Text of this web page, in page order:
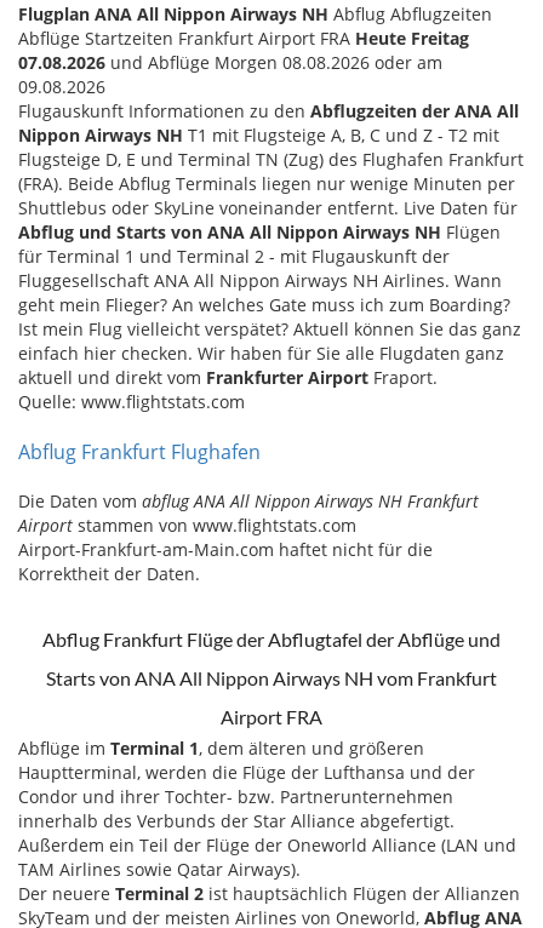
Flugplan ANA All Nippon Airways NH Abflug Abflugzeiten
Abflüge Startzeiten Frankfurt Airport FRA Heute Freitag
07.08.2026 und Abflüge Morgen 08.08.2026 oder am
09.08.2026
Flugauskunft Informationen zu den Abflugzeiten der ANA All
Nippon Airways NH T1 mit Flugsteige A, B, C und Z - T2 mit
Flugsteige D, E und Terminal TN (Zug) des Flughafen Frankfurt
(FRA). Beide Abflug Terminals liegen nur wenige Minuten per
Shuttlebus oder SkyLine voneinander entfernt. Live Daten für
Abflug und Starts von ANA All Nippon Airways NH Flügen
für Terminal 1 und Terminal 2 - mit Flugauskunft der
Fluggesellschaft ANA All Nippon Airways NH Airlines. Wann
geht mein Flieger? An welches Gate muss ich zum Boarding?
Ist mein Flug vielleicht verspätet? Aktuell können Sie das ganz
einfach hier checken. Wir haben für Sie alle Flugdaten ganz
aktuell und direkt vom Frankfurter Airport Fraport.
Quelle: www.flightstats.com
Abflug Frankfurt Flughafen
Die Daten vom abflug ANA All Nippon Airways NH Frankfurt
Airport stammen von www.flightstats.com
Airport-Frankfurt-am-Main.com haftet nicht für die
Korrektheit der Daten.
Abflug Frankfurt Flüge der Abflugtafel der Abflüge und
Starts von ANA All Nippon Airways NH vom Frankfurt
Airport FRA
Abflüge im Terminal 1, dem älteren und größeren
Hauptterminal, werden die Flüge der Lufthansa und der
Condor und ihrer Tochter- bzw. Partnerunternehmen
innerhalb des Verbunds der Star Alliance abgefertigt.
Außerdem ein Teil der Flüge der Oneworld Alliance (LAN und
TAM Airlines sowie Qatar Airways).
Der neuere Terminal 2 ist hauptsächlich Flügen der Allianzen
SkyTeam und der meisten Airlines von Oneworld, Abflug ANA